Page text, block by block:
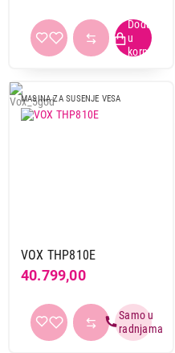
MASINA ZA SUSENJE VESA
VOX THP810E
40.799,00